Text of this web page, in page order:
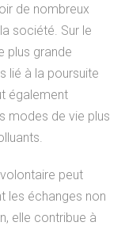
de nombreux
société. Sur le
plus grande
lié à la poursuite
également
modes de vie plus
peut
les échanges non
elle contribue à